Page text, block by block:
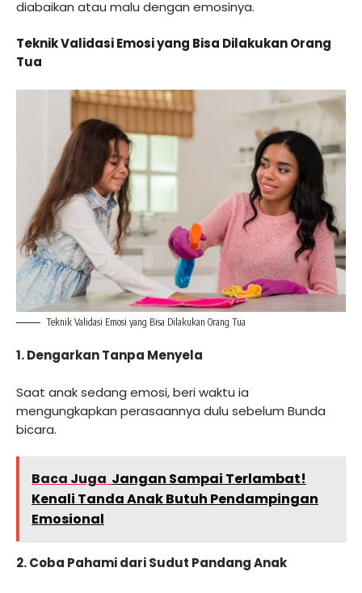
diabaikan atau malu dengan emosinya.
Teknik Validasi Emosi yang Bisa Dilakukan Orang
Tua
Teknik Validasi Emosi yang Bisa Dilakukan Orang Tua
1.Dengarkan Tanpa Menyela
Saat anak sedang emosi, beri waktu ia
mengungkapkan perasaannya dulu sebelum Bunda
bicara.
Baca Juga Jangan Sampai Terlambat!
Kenali Tanda Anak Butuh Pendampingan
Emosional
2.Coba Pahami dari Sudut Pandang Anak